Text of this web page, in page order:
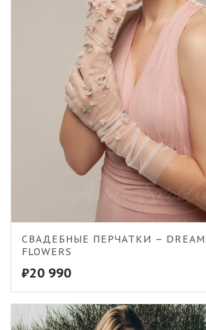
СВАДЕБНЫЕ ПЕРЧАТКИ – DREAM
FLOWERS
₽20 990